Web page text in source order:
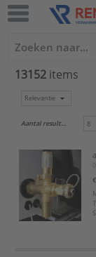
13152 items
Aantal resultaten: